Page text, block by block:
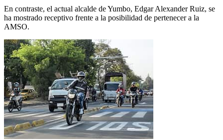
En contraste, el actual alcalde de Yumbo, Edgar Alexander Ruiz, se
ha mostrado receptivo frente a la posibilidad de pertenecer a la
AMSO.